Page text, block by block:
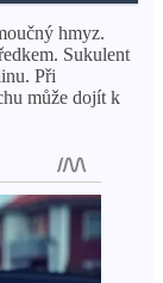
hmyz.
Sukulent
Při
může dojít k